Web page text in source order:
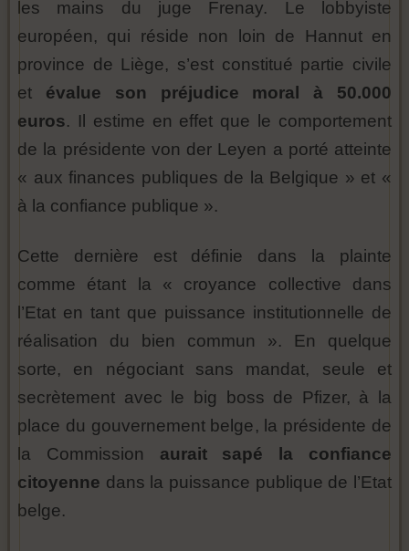
les mains du juge Frenay. Le lobbyiste
européen, qui réside non loin de Hannut en
province de Liège, s’est constitué partie civile
et évalue son préjudice moral à 50.000
euros. Il estime en effet que le comportement
de la présidente von der Leyen a porté atteinte
« aux finances publiques de la Belgique » et «
à la confiance publique ».
Cette dernière est définie dans la plainte
comme étant la « croyance collective dans
l’Etat en tant que puissance institutionnelle de
réalisation du bien commun ». En quelque
sorte, en négociant sans mandat, seule et
secrètement avec le big boss de Pfizer, à la
place du gouvernement belge, la présidente de
la Commission aurait sapé la confiance
citoyenne dans la puissance publique de l’Etat
belge.